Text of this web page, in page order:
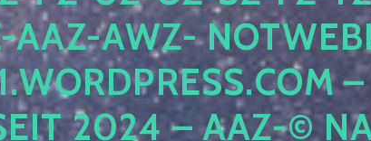
AWZ-
–
2024 – AAZ-©